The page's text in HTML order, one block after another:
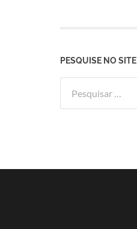
PESQUISE NO SITE
por: